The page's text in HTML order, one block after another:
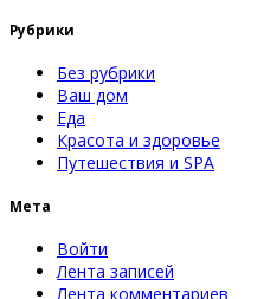
Рубрики
Без рубрики
Ваш дом
Еда
Красота и здоровье
Путешествия и SPA
Мета
Войти
Лента записей
Лента комментариев